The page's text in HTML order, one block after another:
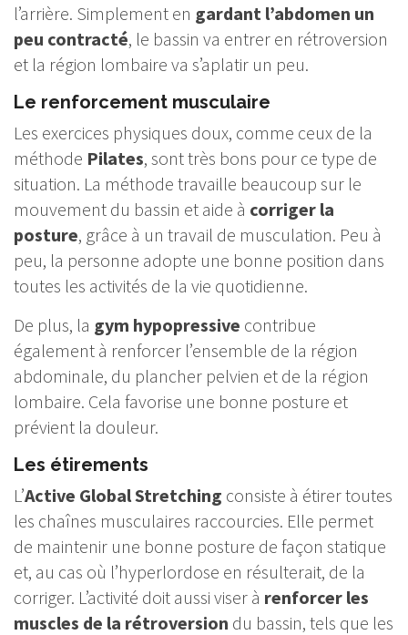
l’arrière. Simplement en gardant l’abdomen un
peu contracté, le bassin va entrer en rétroversion
et la région lombaire va s’aplatir un peu.
Le renforcement musculaire
Les exercices physiques doux, comme ceux de la
méthode Pilates, sont très bons pour ce type de
situation. La méthode travaille beaucoup sur le
mouvement du bassin et aide à corriger la
posture, grâce à un travail de musculation. Peu à
peu, la personne adopte une bonne position dans
toutes les activités de la vie quotidienne.
De plus, la gym hypopressive contribue
également à renforcer l’ensemble de la région
abdominale, du plancher pelvien et de la région
lombaire. Cela favorise une bonne posture et
prévient la douleur.
Les étirements
L’Active Global Stretching consiste à étirer toutes
les chaînes musculaires raccourcies. Elle permet
de maintenir une bonne posture de façon statique
et, au cas où l’hyperlordose en résulterait, de la
corriger. L’activité doit aussi viser à renforcer les
muscles de la rétroversion du bassin, tels que les